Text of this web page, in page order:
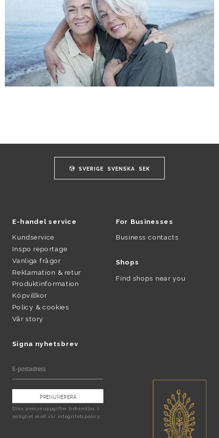
SVERIGE SVENSKA SEK
E-handel service
Kundservice
Inspo reportage
Vanliga frågor
Reklamation & retur
Produktinformation
Köpvillkor
Policy & cookies
Vår story
Signa nyhetsbrev
PRENUMERERA
Dina personuppgifter behandlas i
enlighet med vår integritetspolicy.
For Businesses
Business contacts
Shops
Find shops near you